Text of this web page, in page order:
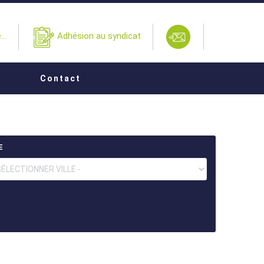
Adhésion au syndicat
Contact